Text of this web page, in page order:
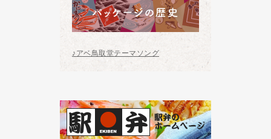
♪アベ鳥取堂テーマソング